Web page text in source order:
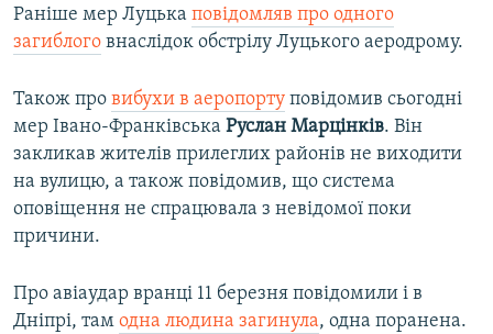
Раніше мер Луцька повідомляв про одного
загиблого внаслідок обстрілу Луцького аеродрому.
Також про вибухи в аеропорту повідомив сьогодні
мер Івано-Франківська Руслан Марцінків. Він
закликав жителів прилеглих районів не виходити
на вулицю, а також повідомив, що система
оповіщення не спрацювала з невідомої поки
причини.
Про авіаудар вранці 11 березня повідомили і в
Дніпрі, там одна людина загинула, одна поранена.